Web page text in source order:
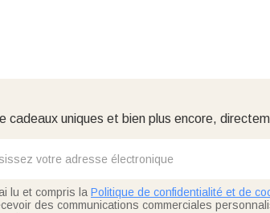
cadeaux uniques et bien plus encore,
lu et compris la Politique de confidentialité et de
des communications commerciales